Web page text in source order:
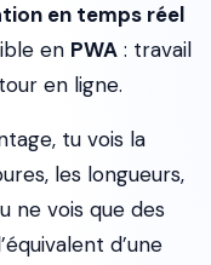
en temps réel
en PWA : travail
en ligne.
tu vois la
les longueurs,
ne vois que des
d’une